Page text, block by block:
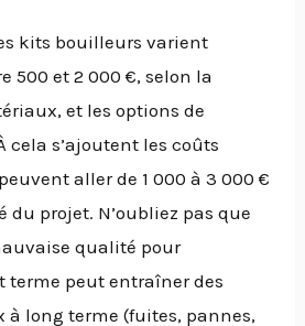
kits bouilleurs varient
500 et 2 000 €, selon la
et les options de
cela s’ajoutent les coûts
aller de 1 000 à 3 000 €
du projet. N’oubliez pas que
qualité pour
terme peut entraîner des
à long terme (fuites, pannes,